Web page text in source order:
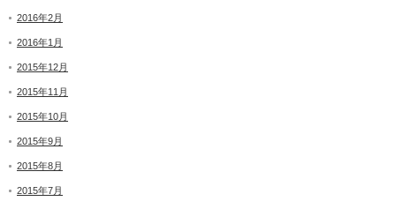
2016年2月
2016年1月
2015年12月
2015年11月
2015年10月
2015年9月
2015年8月
2015年7月